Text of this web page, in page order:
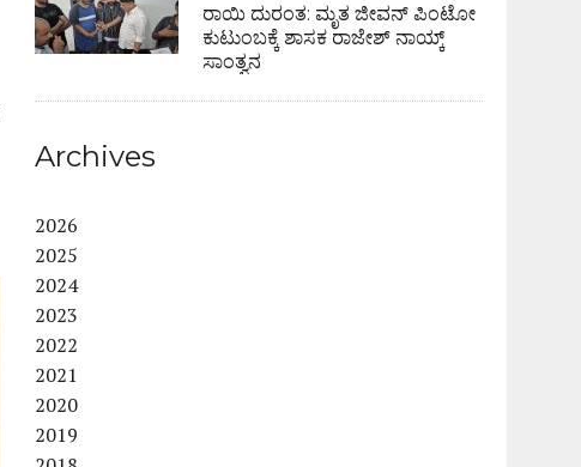
ರಾಯಿ ದುರಂತ: ಮೃತ ಜೀವನ್ ಪಿಂಟೋ
ಕುಟುಂಬಕ್ಕೆ ಶಾಸಕ ರಾಜೇಶ್ ನಾಯ್ಕ್
ಸಾಂತ್ವನ
Archives
2026
2025
2024
2023
2022
2021
2020
2019